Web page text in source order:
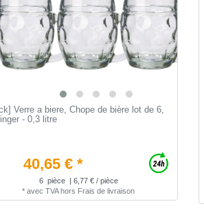
Verre a biere, Chope de bière lot de 6,
- 0,3 litre
40,65 € *
6 pièce
| 6,77 € / pièce
* avec TVAhors Frais de livraison